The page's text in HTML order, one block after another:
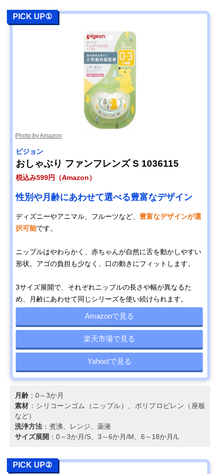
PICK UP①
Photo by Amazon
ピジョン
おしゃぶり ファンフレンズ S 1036115
税込み599円（Amazon）
性別や月齢にあわせて選べる豊富なデザイン
ディズニーやアニマル、フルーツなど、 豊富なデザインが選
択可能です。
ニップルはやわらかく、赤ちゃんが自然に舌を動かしやすい
形状。アゴの負担も少なく、口の動きにフィットします。
3サイズ展開で、それぞれニップルの長さや幅が異なるた
め、月齢にあわせて同じシリーズを使い続けられます。
Amazonで見る
楽天市場で見る
Yahoo!で見る
月齢 ：0～3か月
素材 ：シリコーンゴム（ニップル）、ポリプロピレン（座板
など）
洗浄方法 ：煮沸、レンジ、薬液
サイズ展開 ：0～3か月/S、3～6か月/M、6～18か月/L
PICK UP②